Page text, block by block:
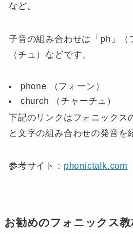
など。
子音の組み合わせは「ph」（
（チュ）などです。
phone （フォーン）
church （チャーチュ）
下記のリンクはフォニックス
と文字の組み合わせの発音を
参考サイト： phonictalk.com
お勧めのフォニックス教